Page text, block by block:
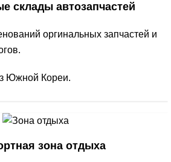
склады автозапчастей
оргинальных запчастей и
Южной Кореи.
зона отдыха